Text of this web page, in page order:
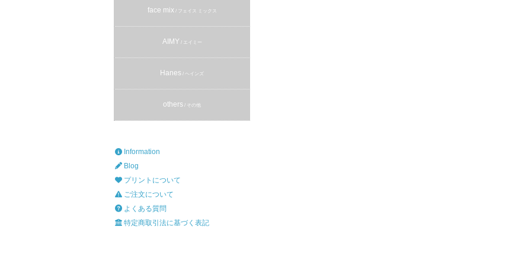
face mix/ フェイス ミックス
AIMY / エイミー
Hanes / ヘインズ
others / その他
Information
Blog
プリントについて
ご注文について
よくある質問
特定商取引法に基づく表記